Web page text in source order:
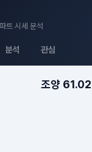
트 시세 분석
분석 관심
조양